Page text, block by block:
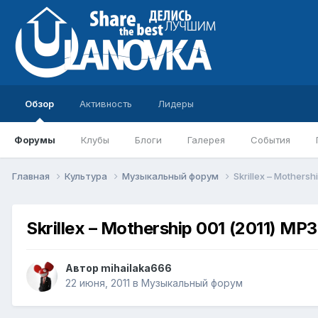
Обзор
Форумы Клубы Блоги Галерея События
Активность Лидеры
Главная Культура Музыкальный форум Skrillex –
Skrillex – Mothership 001 (2011) MP3
Автор mihailaka666
22 июня, 2011 в Музыкальный форум